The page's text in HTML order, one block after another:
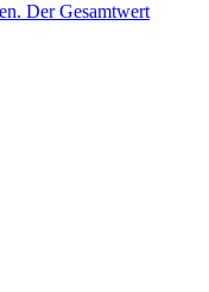
Der Gesamtwert